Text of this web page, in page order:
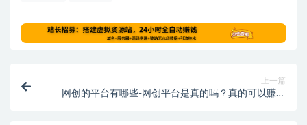
上一篇
网创的平台有哪些-网创平台是真的吗？真的可以赚钱